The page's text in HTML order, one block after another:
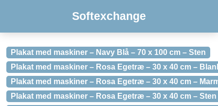
Softexchange
Plakat med maskiner – Navy Blå – 70 x 100 cm – Sten
Plakat med maskiner – Rosa Egetræ – 30 x 40 cm –
Plakat med maskiner – Rosa Egetræ – 30 x 40 cm –
Plakat med maskiner – Rosa Egetræ – 30 x 40 cm – Sten